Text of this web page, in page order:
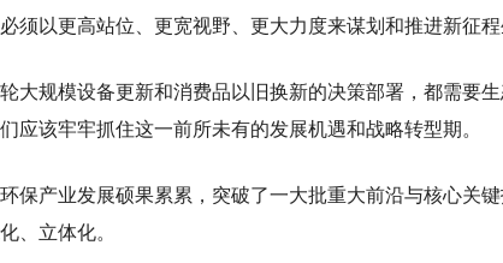
须以更高站位、更宽视野、更大力度来谋划和推进新征
大规模设备更新和消费品以旧换新的决策部署，都需要
该牢牢抓住这一前所未有的发展机遇和战略转型期。
保产业发展硕果累累，突破了一大批重大前沿与核心关
、立体化。